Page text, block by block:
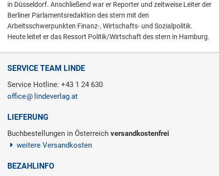
in Düsseldorf. Anschließend war er Reporter und zeitweise Leiter der
Berliner Parlamentsredaktion des stern mit den
Arbeitsschwerpunkten Finanz-, Wirtschafts- und Sozialpolitik.
Heute leitet er das Ressort Politik/Wirtschaft des stern in Hamburg.
SERVICE TEAM LINDE
Service Hotline: +43 1 24 630
office
lindeverlag.at
LIEFERUNG
Buchbestellungen in Österreich versandkostenfrei
weitere Versandkosten
BEZAHLINFO